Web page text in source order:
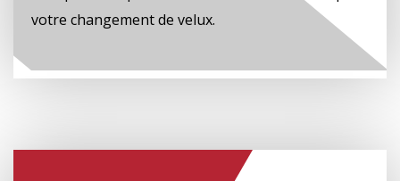
votre changement de velux.